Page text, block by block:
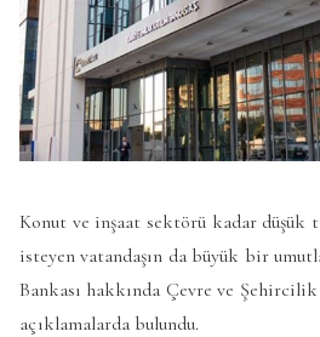
Konut ve inşaat sektörü kadar
isteyen vatandaşın da büyük bir
Bankası hakkında Çevre ve
açıklamalarda bulundu.